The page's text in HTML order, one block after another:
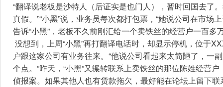
“翻译说老板是沙特人（后证实是也门人），暂时回国去了
真假。”“小黑”说，业务员每次都打包票，“她说公司在市
告诉“小黑”，老板不久前刚汇给一个卖铁丝的经营户一百多
户跟这家公司有业务往来。“他说公司看起来太简陋了，
个点。”昨天，“小黑”又辗转联系上卖铁丝的那位陈姓经营
侦报案。如果其他人也有货款拖欠，最好能在论坛上留下